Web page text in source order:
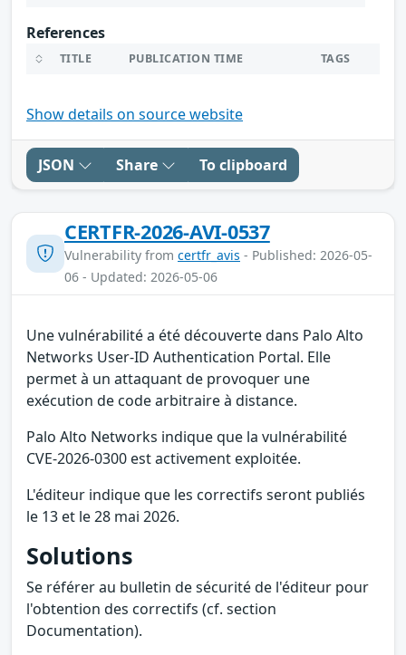
References
TITLE PUBLICATION TIME TAGS
Show details on source website
JSON Share To clipboard
CERTFR-2026-AVI-0537
Vulnerability from certfr_avis - Published: 2026-05-
06 - Updated: 2026-05-06
Une vulnérabilité a été découverte dans Palo Alto
Networks User-ID Authentication Portal. Elle
permet à un attaquant de provoquer une
exécution de code arbitraire à distance.
Palo Alto Networks indique que la vulnérabilité
CVE-2026-0300 est activement exploitée.
L'éditeur indique que les correctifs seront publiés
le 13 et le 28 mai 2026.
Solutions
Se référer au bulletin de sécurité de l'éditeur pour
l'obtention des correctifs (cf. section
Documentation).